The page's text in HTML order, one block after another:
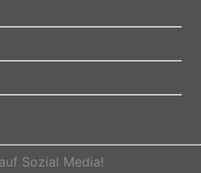
Sozial Media!